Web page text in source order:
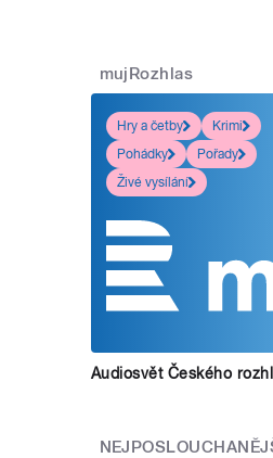
mujRozhlas
Hry a četby
Krimi
Pohádky
Pořady
Živé vysílání
Audiosvět Českého